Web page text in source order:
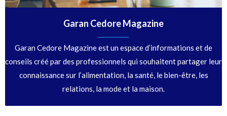
Garan Cedore Magazine
Garan Cedore Magazine est un espace d’informations et de
conseils créé par des professionnels qui souhaitent partager leur
connaissance sur l’alimentation, la santé, le bien-être, les
relations, la mode et la maison.